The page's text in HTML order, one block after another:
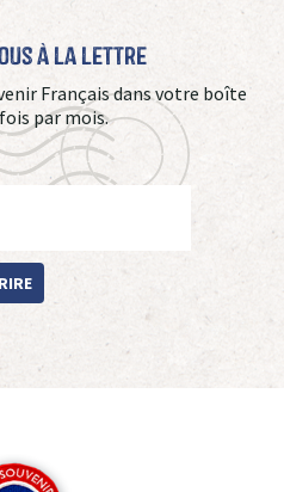
à La Lettre
Français dans votre boîte
par mois.